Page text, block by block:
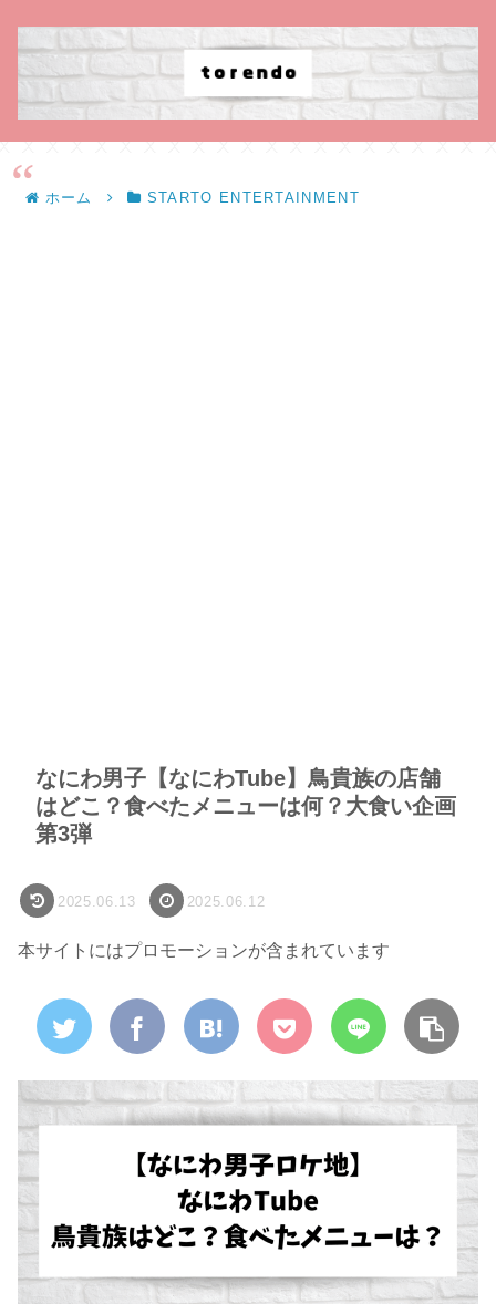
ホーム STARTO ENTERTAINMENT
なにわ男子【なにわTube】鳥貴族の店舗
はどこ？食べたメニューは何？大食い企画
第3弾
2025.06.13 2025.06.12
本サイトにはプロモーションが含まれています